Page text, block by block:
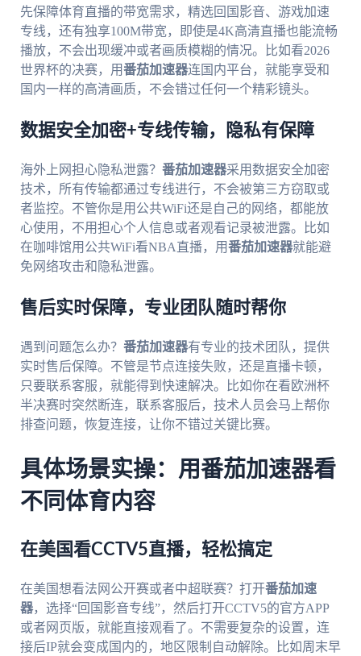
先保障体育直播的带宽需求，精选回国影音、游戏加速
专线，还有独享100M带宽，即使是4K高清直播也能流畅
播放，不会出现缓冲或者画质模糊的情况。比如看2026
世界杯的决赛，用番茄加速器连国内平台，就能享受和
国内一样的高清画质，不会错过任何一个精彩镜头。
数据安全加密+专线传输，隐私有保障
海外上网担心隐私泄露？ 番茄加速器采用数据安全加密
技术，所有传输都通过专线进行，不会被第三方窃取或
者监控。不管你是用公共WiFi还是自己的网络，都能放
心使用，不用担心个人信息或者观看记录被泄露。比如
在咖啡馆用公共WiFi看NBA直播，用番茄加速器就能避
免网络攻击和隐私泄露。
售后实时保障，专业团队随时帮你
遇到问题怎么办？ 番茄加速器有专业的技术团队，提供
实时售后保障。不管是节点连接失败，还是直播卡顿，
只要联系客服，就能得到快速解决。比如你在看欧洲杯
半决赛时突然断连，联系客服后，技术人员会马上帮你
排查问题，恢复连接，让你不错过关键比赛。
具体场景实操：用番茄加速器看
不同体育内容
在美国看CCTV5直播，轻松搞定
在美国想看法网公开赛或者中超联赛？打开番茄加速
器，选择“回国影音专线”，然后打开CCTV5的官方APP
或者网页版，就能直接观看了。不需要复杂的设置，连
接后IP就会变成国内的，地区限制自动解除。比如周末早